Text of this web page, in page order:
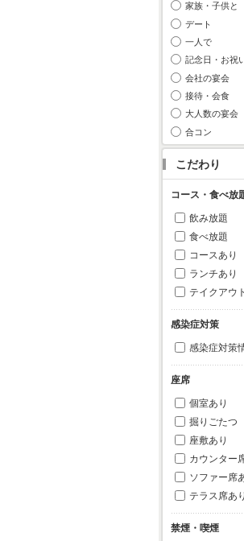
家族・子供と
デート
一人で
記念日・お祝
会社の宴会
接待・会食
大人数の宴会
合コン
こだわり
コース・食べ放
飲み放題
食べ放題
コースあり
ランチあり
テイクアウ
感染症対策
感染症対策
座席
個室あり
掘りごたつ
座敷あり
カウンター
ソファー席
テラス席あり
禁煙・喫煙